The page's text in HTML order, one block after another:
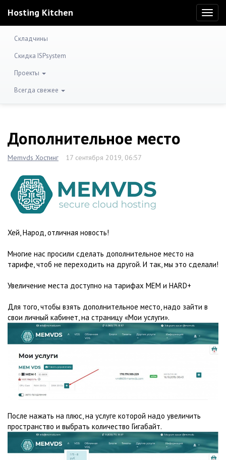
Hosting Kitchen
Складчины
Скидка ISPsystem
Проекты
Всегда свежее
Дополнительное место
Memvds Хостинг 17 сентября 2019, 06:57
Хей, Народ, отличная новость!
Многие нас просили сделать дополнительное место на
тарифе, чтоб не переходить на другой. И так, мы это сделали!
Увеличение места доступно на тарифах MEM и HARD+
Для того, чтобы взять дополнительное место, надо зайти в
свои личный кабинет, на страницу «Мои услуги».
После нажать на плюс, на услуге которой надо увеличить
пространство и выбрать количество Гигабайт.